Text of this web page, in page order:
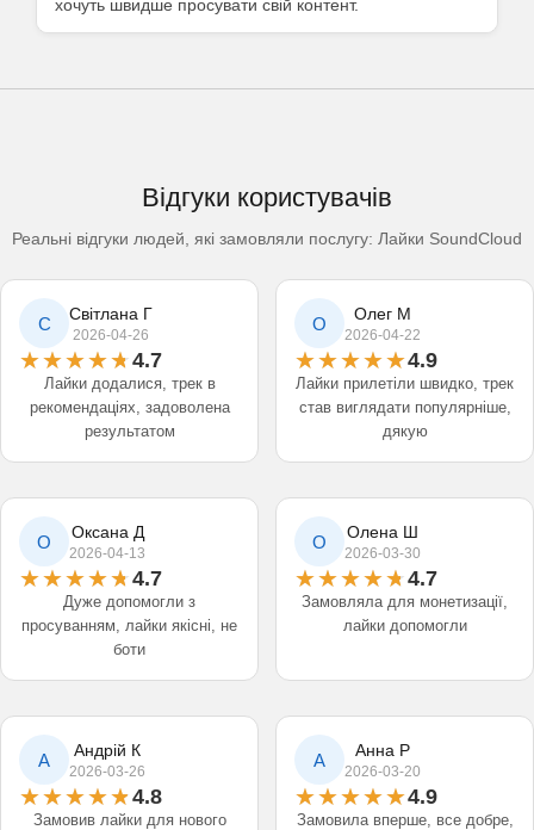
хочуть швидше просувати свій контент.
Відгуки користувачів
Реальні відгуки людей, які замовляли послугу: Лайки SoundCloud
С Світлана Г
2026-04-26
4.7
Лайки додалися, трек в
рекомендаціях, задоволена
результатом
О Олег М
2026-04-22
4.9
Лайки прилетіли швидко, трек
став виглядати популярніше,
дякую
О Оксана Д
2026-04-13
4.7
Дуже допомогли з
просуванням, лайки якісні, не
боти
О Олена Ш
2026-03-30
4.7
Замовляла для монетизації,
лайки допомогли
А Андрій К
2026-03-26
4.8
Замовив лайки для нового
А Анна Р
2026-03-20
4.9
Замовила вперше, все добре,